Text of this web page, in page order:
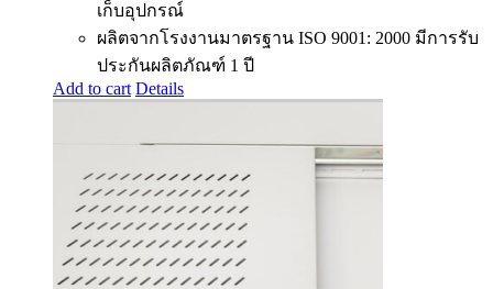
เก็บอุปกรณ์
ผลิตจากโรงงานมาตรฐาน ISO 9001: 2000 มีการรับ
ประกันผลิตภัณฑ์ 1 ปี
Add to cart Details